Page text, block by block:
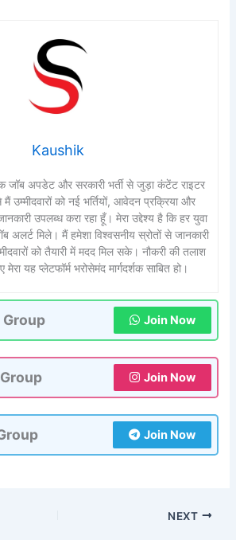
Kaushik
जॉब अपडेट और सरकारी भर्ती से जुड़ा कंटेंट राइटर
उम्मीदवारों को नई भर्तियों, आवेदन प्रक्रिया और
उपलब्ध करा रहा हूँ। मेरा उद्देश्य है कि हर युवा
अलर्ट मिले। मैं हमेशा विश्वसनीय स्रोतों से जानकारी
को तैयारी में मदद मिल सके। नौकरी की तलाश
यह प्लेटफॉर्म भरोसेमंद मार्गदर्शक साबित हो।
Join Now
Join Now
Join Now
NEXT